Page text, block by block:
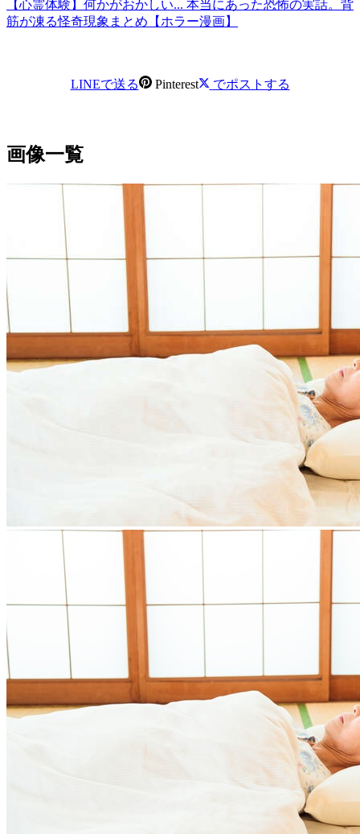
【心霊体験】何かがおかしい... 本当にあった恐怖の実話。背
筋が凍る怪奇現象まとめ【ホラー漫画】
LINEで送る Pinterest でポストする
画像一覧